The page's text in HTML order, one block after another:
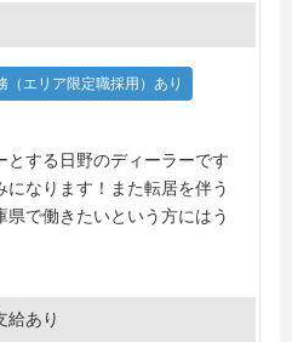
（エリア限定職採用）あり
とする日野のディーラーです
なります！また転居を伴う
で働きたいという方にはう
給あり